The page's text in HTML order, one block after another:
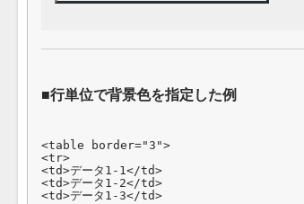
行単位で背景色を指定した例
<table border="3">
<tr>
<td>データ1-1</td>
<td>データ1-2</td>
<td>データ1-3</td>